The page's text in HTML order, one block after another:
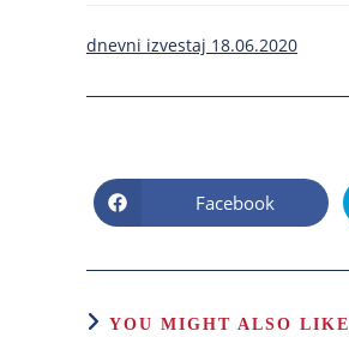
dnevni izvestaj 18.06.2020
Facebook
YOU MIGHT ALSO LIKE